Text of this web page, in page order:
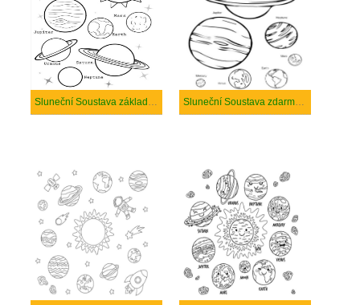
Sluneční Soustava základní u dětí Sluneční Soustava zdarma pro děti